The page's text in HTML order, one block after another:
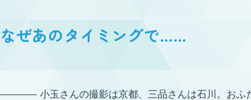
なぜあのタイミングで……
小玉さんの撮影は京都、三品さんは石川。おふ